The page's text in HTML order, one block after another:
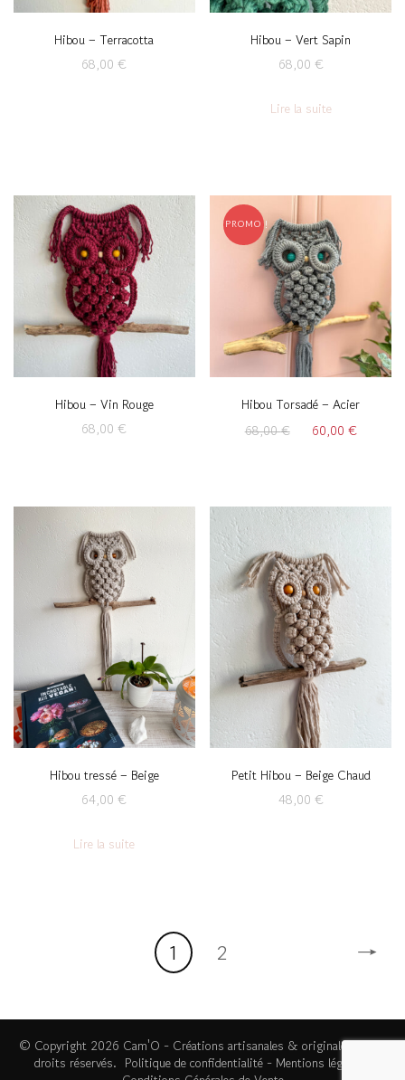
Hibou – Terracotta
68,00€
Hibou – Vert Sapin
68,00 €
Lire la suite
Hibou – Vin Rouge
68,00€
PROMO !
Hibou Torsadé – Acier
68,00€
Le
68,00 €.
60,00 €
60,00
Hibou tressé – Beige
64,00€
Lire la suite
Petit Hibou – Beige Chaud
48,00 €
1 2 →
© Copyright 2026 Cam'O - Créations artisanales & originales. Tous
droits réservés. Politique de confidentialité- Mentions légales